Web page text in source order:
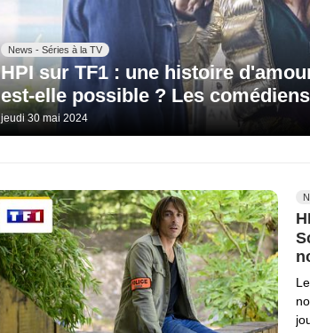
News - Séries à la TV
HPI sur TF1 : une histoire
est-elle possible ? Les
jeudi 30 mai 2024